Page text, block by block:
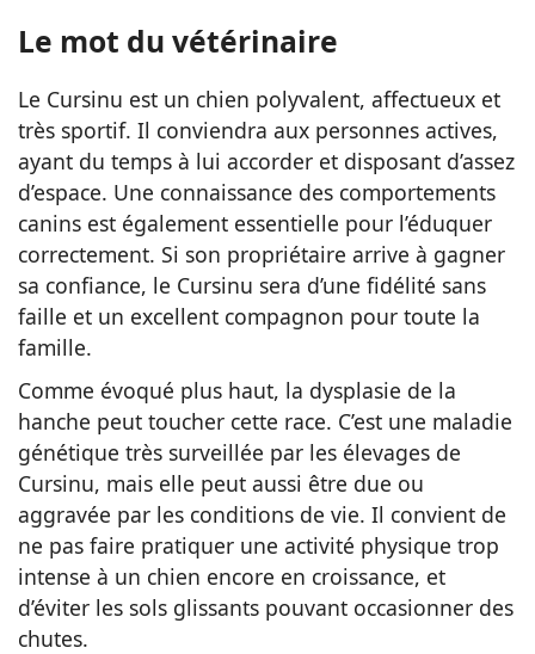
Le mot du vétérinaire
Le Cursinu est un chien polyvalent, affectueux et
très sportif. Il conviendra aux personnes actives,
ayant du temps à lui accorder et disposant d’assez
d’espace. Une connaissance des comportements
canins est également essentielle pour l’éduquer
correctement. Si son propriétaire arrive à gagner
sa confiance, le Cursinu sera d’une fidélité sans
faille et un excellent compagnon pour toute la
famille.
Comme évoqué plus haut, la dysplasie de la
hanche peut toucher cette race. C’est une maladie
génétique très surveillée par les élevages de
Cursinu, mais elle peut aussi être due ou
aggravée par les conditions de vie. Il convient de
ne pas faire pratiquer une activité physique trop
intense à un chien encore en croissance, et
d’éviter les sols glissants pouvant occasionner des
chutes.